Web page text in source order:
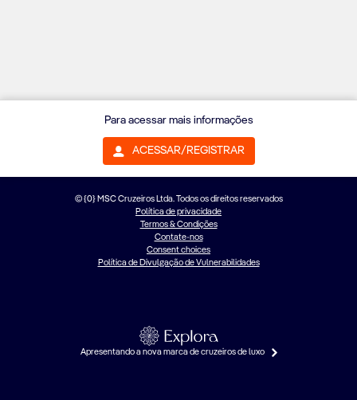
© {0} MSC Cruzeiros Ltda. Todos os direitos reservados
Política de privacidade
Termos & Condições
Contate-nos
Consent choices
Política de Divulgação de Vulnerabilidades
Apresentando a nova marca de cruzeiros de luxo
Para acessar mais informações
ACESSAR/REGISTRAR